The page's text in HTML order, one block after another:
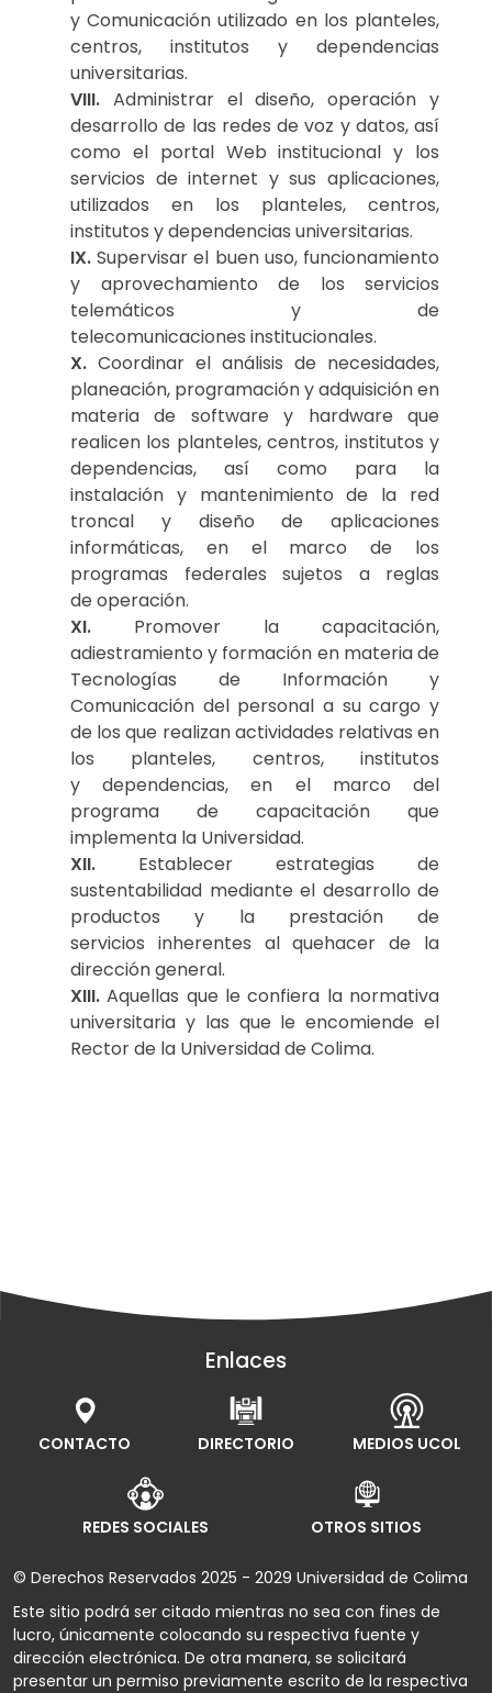
y Comunicación utilizado en los planteles,
centros, institutos y dependencias
universitarias.
VIII. Administrar el diseño, operación y
desarrollo de las redes de voz y datos, así
como el portal Web institucional y los
servicios de internet y sus aplicaciones,
utilizados en los planteles, centros,
institutos y dependencias universitarias.
IX. Supervisar el buen uso, funcionamiento
y aprovechamiento de los servicios
telemáticos y de
telecomunicaciones institucionales.
X. Coordinar el análisis de necesidades,
planeación, programación y adquisición en
materia de software y hardware que
realicen los planteles, centros, institutos y
dependencias, así como para la
instalación y mantenimiento de la red
troncal y diseño de aplicaciones
informáticas, en el marco de los
programas federales sujetos a reglas
de operación.
XI. Promover la capacitación,
adiestramiento y formación en materia de
Tecnologías de Información y
Comunicación del personal a su cargo y
de los que realizan actividades relativas en
los planteles, centros, institutos
y dependencias, en el marco del
programa de capacitación que
implementa la Universidad.
XII. Establecer estrategias de
sustentabilidad mediante el desarrollo de
productos y la prestación de
servicios inherentes al quehacer de la
dirección general.
XIII. Aquellas que le confiera la normativa
universitaria y las que le encomiende el
Rector de la Universidad de Colima.
Enlaces
CONTACTO DIRECTORIO MEDIOS UCOL
REDES SOCIALES OTROS SITIOS
© Derechos Reservados 2025 - 2029 Universidad de Colima
Este sitio podrá ser citado mientras no sea con fines de
lucro, únicamente colocando su respectiva fuente y
dirección electrónica. De otra manera, se solicitará
presentar un permiso previamente escrito de la respectiva